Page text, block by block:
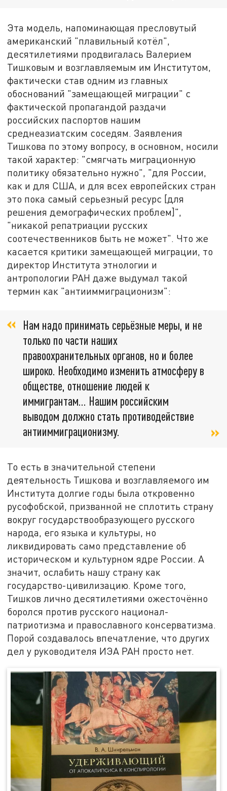
Эта модель, напоминающая пресловутый
американский "плавильный котёл",
десятилетиями продвигалась Валерием
Тишковым и возглавляемым им Институтом,
фактически став одним из главных
обоснований "замещающей миграции" с
фактической пропагандой раздачи
российских паспортов нашим
среднеазиатским соседям. Заявления
Тишкова по этому вопросу, в основном, носили
такой характер: "смягчать миграционную
политику обязательно нужно", "для России,
как и для США, и для всех европейских стран
это пока самый серьезный ресурс [для
решения демографических проблем]",
"никакой репатриации русских
соотечественников быть не может". Что же
касается критики замещающей миграции, то
директор Института этнологии и
антропологии РАН даже выдумал такой
термин как "антииммиграционизм":
Нам надо принимать серьёзные меры, и не
только по части наших
правоохранительных органов, но и более
широко. Необходимо изменить атмосферу в
обществе, отношение людей к
иммигрантам... Нашим российским
выводом должно стать противодействие
антииммиграционизму.
То есть в значительной степени
деятельность Тишкова и возглавляемого им
Института долгие годы была откровенно
русофобской, призванной не сплотить страну
вокруг государствообразующего русского
народа, его языка и культуры, но
ликвидировать само представление об
историческом и культурном ядре России. А
значит, ослабить нашу страну как
государство-цивилизацию. Кроме того,
Тишков лично десятилетиями ожесточённо
боролся против русского национал-
патриотизма и православного консерватизма.
Порой создавалось впечатление, что других
дел у руководителя ИЭА РАН просто нет.